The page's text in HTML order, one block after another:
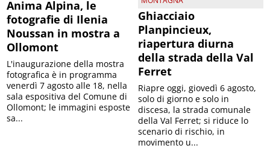
Anima Alpina, le
fotografie di Ilenia
Noussan in mostra a
Ollomont
L'inaugurazione della mostra
fotografica è in programma
venerdì 7 agosto alle 18, nella
sala espositiva del Comune di
Ollomont; le immagini esposte
sa...
Ghiacciaio
Planpincieux,
riapertura diurna
della strada della Val
Ferret
Riapre oggi, giovedì 6 agosto,
solo di giorno e solo in
discesa, la strada comunale
della Val Ferret; si riduce lo
scenario di rischio, in
movimento u...